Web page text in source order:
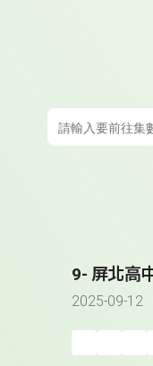
9- 屏北高
2025-09-12